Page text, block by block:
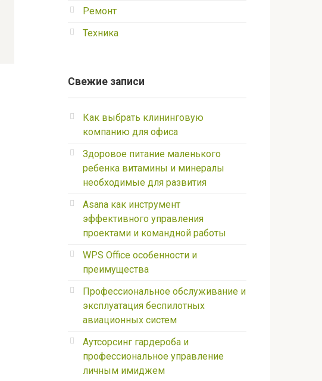
Ремонт
Техника
Свежие записи
Как выбрать клининговую
компанию для офиса
Здоровое питание маленького
ребенка витамины и минералы
необходимые для развития
Asana как инструмент
эффективного управления
проектами и командной работы
WPS Office особенности и
преимущества
Профессиональное обслуживание и
эксплуатация беспилотных
авиационных систем
Аутсорсинг гардероба и
профессиональное управление
личным имиджем